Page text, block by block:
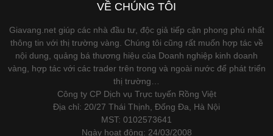
VỀ CHÚNG TÔI
Giavang.net giúp các nhà đầu tư, độc giả tiếp cận phong phú nhất
thông tin với thị trường vàng. Chúng tôi cũng rất muốn hợp tác về
nội dung, quảng bá thương hiệu của Doanh nghiệp kinh doanh
vàng, hợp tác với các trader trên trong và ngoài nước để phát triển
thị trường…
Công ty CP Dịch vụ Trực tuyến Rồng Việt
Địa chỉ: 20/27 Thái Thịnh, Đống Đa, Hà Nội
MST: 0102573641
Ngày hoạt động: 24/03/2008